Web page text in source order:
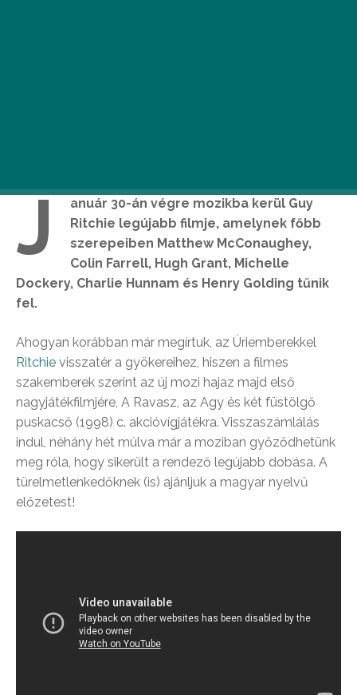
J
anuár 30-án végre mozikba kerül Guy
Ritchie legújabb filmje, amelynek főbb
szerepeiben Matthew McConaughey,
Colin Farrell, Hugh Grant, Michelle
Dockery, Charlie Hunnam és Henry Golding tűnik
fel.
Ahogyan korábban már megírtuk, az Úriemberekkel
Ritchie visszatér a gyökereihez, hiszen a filmes
szakemberek szerint az új mozi hajaz majd első
nagyjátékfilmjére, A Ravasz, az Agy és két füstölgő
puskacső (1998) c. akcióvígjátékra. Visszaszámlálás
indul, néhány hét múlva már a moziban győződhetünk
meg róla, hogy sikerült a rendező legújabb dobása. A
türelmetlenkedőknek (is) ajánljuk a magyar nyelvű
előzetest!